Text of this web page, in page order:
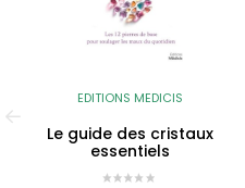
EDITIONS MEDICIS
Le guide des cristaux
essentiels